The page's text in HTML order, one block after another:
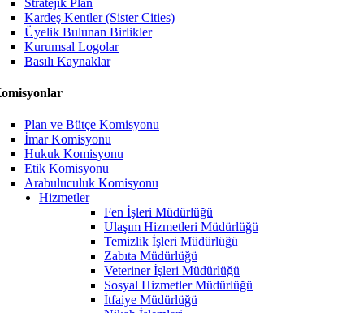
Kardeş Kentler (Sister Cities)
Üyelik Bulunan Birlikler
Kurumsal Logolar
Basılı Kaynaklar
Plan ve Bütçe Komisyonu
İmar Komisyonu
Hukuk Komisyonu
Etik Komisyonu
Arabuluculuk Komisyonu
Hizmetler
Fen İşleri Müdürlüğü
Ulaşım Hizmetleri Müdürlüğü
Temizlik İşleri Müdürlüğü
Zabıta Müdürlüğü
Veteriner İşleri Müdürlüğü
Sosyal Hizmetler Müdürlüğü
İtfaiye Müdürlüğü